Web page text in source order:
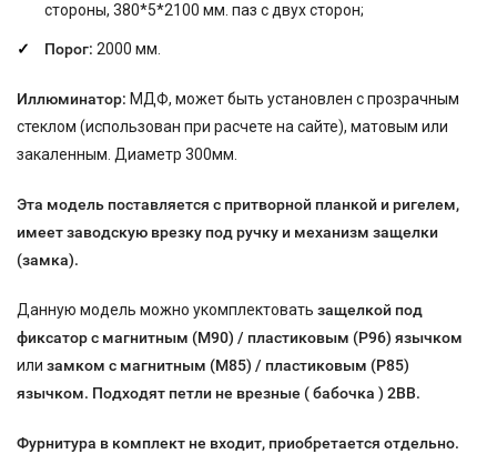
стороны, 380*5*2100 мм. паз с двух сторон;
Порог: 2000 мм.
Иллюминатор: МДФ, может быть установлен с прозрачным
стеклом (использован при расчете на сайте), матовым или
закаленным. Диаметр 300мм.
Эта модель поставляется с притворной планкой и ригелем,
имеет заводскую врезку под ручку и механизм защелки
(замка).
Данную модель можно укомплектовать защелкой под
фиксатор с магнитным (М90) / пластиковым (P96) язычком
или замком с магнитным (М85) / пластиковым (P85)
язычком. Подходят петли не врезные ( бабочка ) 2ВВ.
Фурнитура в комплект не входит, приобретается отдельно.